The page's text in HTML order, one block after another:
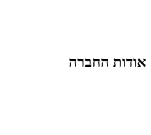
אודות החברה